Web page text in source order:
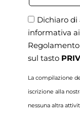
Dichiaro
informativa ai
Regolamento
sul tasto
La compilazione
iscrizione alla
nessuna altra